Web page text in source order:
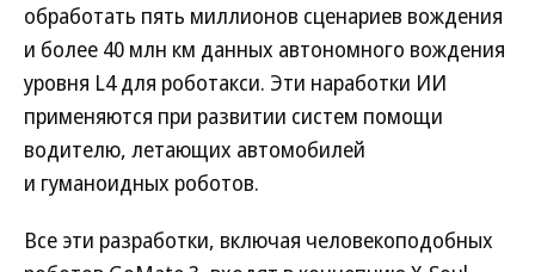
обработать пять миллионов сценариев вождения
и более 40 млн км данных автономного вождения
уровня L4 для роботакси. Эти наработки ИИ
применяются при развитии систем помощи
водителю, летающих автомобилей
и гуманоидных роботов.
Все эти разработки, включая человекоподобных